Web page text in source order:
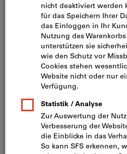
innert 24 Stunden auf Ihre
Alternativ können Sie sich
eShop mit dem gewünschten
eindecken. Ein selektives
erhalten Sie in unseren
Schweiz. Egal auf welchem
beziehen, sie sind qualitativ
härtesten